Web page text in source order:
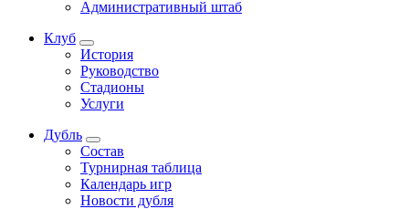
Административный штаб
Клуб
История
Руководство
Стадионы
Услуги
Дубль
Состав
Турнирная таблица
Календарь игр
Новости дубля